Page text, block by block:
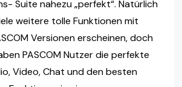
Suite nahezu „perfekt“. Natürlich
weitere tolle Funktionen mit
Versionen erscheinen, doch
PASCOM Nutzer die perfekte
Video, Chat und den besten